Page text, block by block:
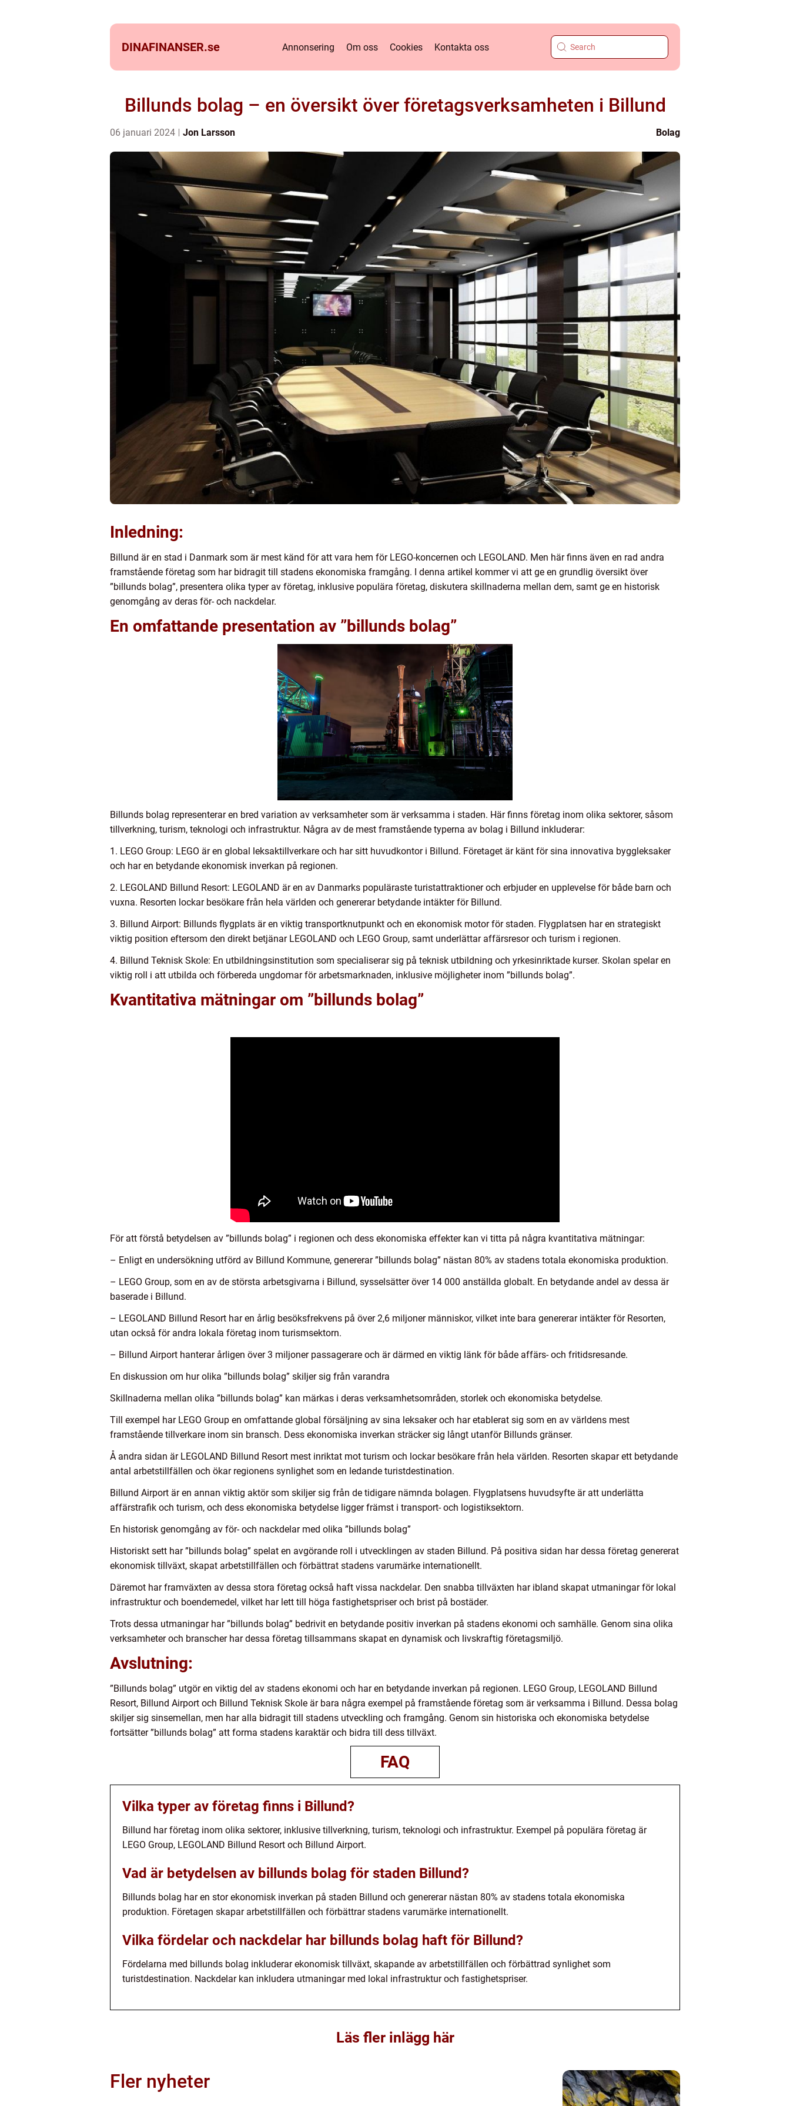
DINAFINANSER.se Annonsering Om oss Cookies Kontakta oss
Billunds bolag – en översikt över företagsverksamheten i Billund
06 januari 2024 Jon Larsson Bolag
Inledning:
Billund är en stad i Danmark som är mest känd för att vara hem för LEGO-koncernen och LEGOLAND. Men här finns även en rad andra
framstående företag som har bidragit till stadens ekonomiska framgång. I denna artikel kommer vi att ge en grundlig översikt över
”billunds bolag”, presentera olika typer av företag, inklusive populära företag, diskutera skillnaderna mellan dem, samt ge en historisk
genomgång av deras för- och nackdelar.
En omfattande presentation av ”billunds bolag”
Billunds bolag representerar en bred variation av verksamheter som är verksamma i staden. Här finns företag inom olika sektorer, såsom
tillverkning, turism, teknologi och infrastruktur. Några av de mest framstående typerna av bolag i Billund inkluderar:
1. LEGO Group: LEGO är en global leksaktillverkare och har sitt huvudkontor i Billund. Företaget är känt för sina innovativa byggleksaker
och har en betydande ekonomisk inverkan på regionen.
2. LEGOLAND Billund Resort: LEGOLAND är en av Danmarks populäraste turistattraktioner och erbjuder en upplevelse för både barn och
vuxna. Resorten lockar besökare från hela världen och genererar betydande intäkter för Billund.
3. Billund Airport: Billunds flygplats är en viktig transportknutpunkt och en ekonomisk motor för staden. Flygplatsen har en strategiskt
viktig position eftersom den direkt betjänar LEGOLAND och LEGO Group, samt underlättar affärsresor och turism i regionen.
4. Billund Teknisk Skole: En utbildningsinstitution som specialiserar sig på teknisk utbildning och yrkesinriktade kurser. Skolan spelar en
viktig roll i att utbilda och förbereda ungdomar för arbetsmarknaden, inklusive möjligheter inom ”billunds bolag”.
Kvantitativa mätningar om ”billunds bolag”
För att förstå betydelsen av ”billunds bolag” i regionen och dess ekonomiska effekter kan vi titta på några kvantitativa mätningar:
– Enligt en undersökning utförd av Billund Kommune, genererar ”billunds bolag” nästan 80% av stadens totala ekonomiska produktion.
– LEGO Group, som en av de största arbetsgivarna i Billund, sysselsätter över 14 000 anställda globalt. En betydande andel av dessa är
baserade i Billund.
– LEGOLAND Billund Resort har en årlig besöksfrekvens på över 2,6 miljoner människor, vilket inte bara genererar intäkter för Resorten,
utan också för andra lokala företag inom turismsektorn.
– Billund Airport hanterar årligen över 3 miljoner passagerare och är därmed en viktig länk för både affärs- och fritidsresande.
En diskussion om hur olika ”billunds bolag” skiljer sig från varandra
Skillnaderna mellan olika ”billunds bolag” kan märkas i deras verksamhetsområden, storlek och ekonomiska betydelse.
Till exempel har LEGO Group en omfattande global försäljning av sina leksaker och har etablerat sig som en av världens mest
framstående tillverkare inom sin bransch. Dess ekonomiska inverkan sträcker sig långt utanför Billunds gränser.
Å andra sidan är LEGOLAND Billund Resort mest inriktat mot turism och lockar besökare från hela världen. Resorten skapar ett betydande
antal arbetstillfällen och ökar regionens synlighet som en ledande turistdestination.
Billund Airport är en annan viktig aktör som skiljer sig från de tidigare nämnda bolagen. Flygplatsens huvudsyfte är att underlätta
affärstrafik och turism, och dess ekonomiska betydelse ligger främst i transport- och logistiksektorn.
En historisk genomgång av för- och nackdelar med olika ”billunds bolag”
Historiskt sett har ”billunds bolag” spelat en avgörande roll i utvecklingen av staden Billund. På positiva sidan har dessa företag genererat
ekonomisk tillväxt, skapat arbetstillfällen och förbättrat stadens varumärke internationellt.
Däremot har framväxten av dessa stora företag också haft vissa nackdelar. Den snabba tillväxten har ibland skapat utmaningar för lokal
infrastruktur och boendemedel, vilket har lett till höga fastighetspriser och brist på bostäder.
Trots dessa utmaningar har ”billunds bolag” bedrivit en betydande positiv inverkan på stadens ekonomi och samhälle. Genom sina olika
verksamheter och branscher har dessa företag tillsammans skapat en dynamisk och livskraftig företagsmiljö.
Avslutning:
”Billunds bolag” utgör en viktig del av stadens ekonomi och har en betydande inverkan på regionen. LEGO Group, LEGOLAND Billund
Resort, Billund Airport och Billund Teknisk Skole är bara några exempel på framstående företag som är verksamma i Billund. Dessa bolag
skiljer sig sinsemellan, men har alla bidragit till stadens utveckling och framgång. Genom sin historiska och ekonomiska betydelse
fortsätter ”billunds bolag” att forma stadens karaktär och bidra till dess tillväxt.
FAQ
Vilka typer av företag finns i Billund?
Billund har företag inom olika sektorer, inklusive tillverkning, turism, teknologi och infrastruktur. Exempel på populära företag är
LEGO Group, LEGOLAND Billund Resort och Billund Airport.
Vad är betydelsen av billunds bolag för staden Billund?
Billunds bolag har en stor ekonomisk inverkan på staden Billund och genererar nästan 80% av stadens totala ekonomiska
produktion. Företagen skapar arbetstillfällen och förbättrar stadens varumärke internationellt.
Vilka fördelar och nackdelar har billunds bolag haft för Billund?
Fördelarna med billunds bolag inkluderar ekonomisk tillväxt, skapande av arbetstillfällen och förbättrad synlighet som
turistdestination. Nackdelar kan inkludera utmaningar med lokal infrastruktur och fastighetspriser.
Läs fler inlägg här
Fler nyheter